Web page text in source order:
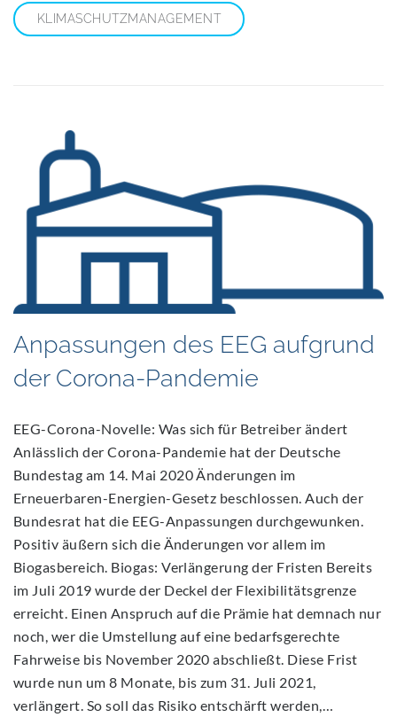
KLIMASCHUTZMANAGEMENT
Anpassungen des EEG aufgrund
der Corona-Pandemie
EEG-Corona-Novelle: Was sich für Betreiber ändert
Anlässlich der Corona-Pandemie hat der Deutsche
Bundestag am 14. Mai 2020 Änderungen im
Erneuerbaren-Energien-Gesetz beschlossen. Auch der
Bundesrat hat die EEG-Anpassungen durchgewunken.
Positiv äußern sich die Änderungen vor allem im
Biogasbereich. Biogas: Verlängerung der Fristen Bereits
im Juli 2019 wurde der Deckel der Flexibilitätsgrenze
erreicht. Einen Anspruch auf die Prämie hat demnach nur
noch, wer die Umstellung auf eine bedarfsgerechte
Fahrweise bis November 2020 abschließt. Diese Frist
wurde nun um 8 Monate, bis zum 31. Juli 2021,
verlängert. So soll das Risiko entschärft werden,…